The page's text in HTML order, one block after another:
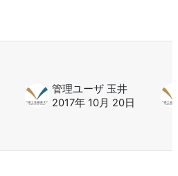
管理ユーザ 玉井
2017年 10月 20日